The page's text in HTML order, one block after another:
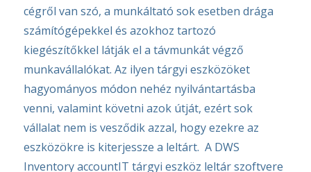
cégről van szó, a munkáltató sok esetben drága
számítógépekkel és azokhoz tartozó
kiegészítőkkel látják el a távmunkát végző
munkavállalókat. Az ilyen tárgyi eszközöket
hagyományos módon nehéz nyilvántartásba
venni, valamint követni azok útját, ezért sok
vállalat nem is vesződik azzal, hogy ezekre az
eszközökre is kiterjessze a leltárt. A DWS
Inventory accountIT tárgyi eszköz leltár szoftvere